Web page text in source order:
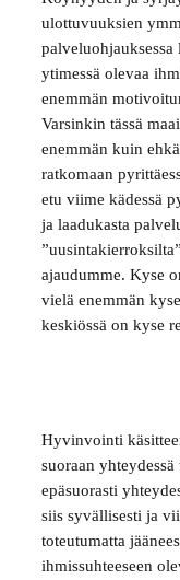
ulottuvuuksien
palveluohjauksessa
ytimessä olevaa
enemmän
Varsinkin tässä
enemmän kuin
ratkomaan
etu viime kädessä
ja laadukasta
ajaudumme. Kyse
vielä enemmän
keskiössä on kyse
Hyvinvointi
suoraan
epäsuorasti
siis syvällisesti ja
toteutumatta
ihmissuhteeseen